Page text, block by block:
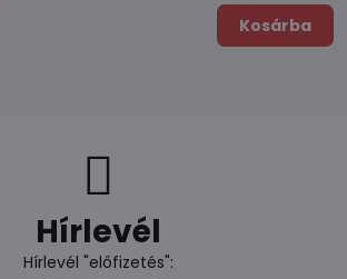
Kosárba
Hírlevél
Hírlevél "előfizetés":